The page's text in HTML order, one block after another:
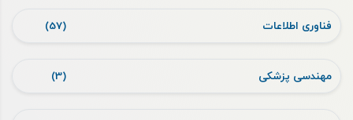
فناوری اطلاعات (57)
مهندسی پزشکی (3)